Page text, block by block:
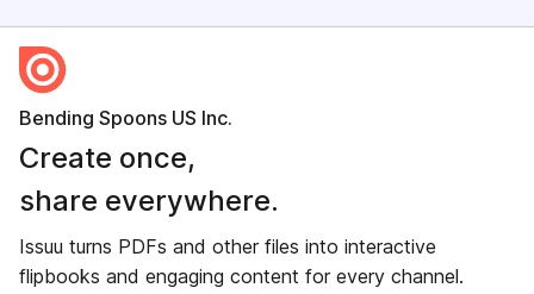
Bending Spoons US Inc.
Create once,
share everywhere.
Issuu turns PDFs and other files into interactive
flipbooks and engaging content for every channel.